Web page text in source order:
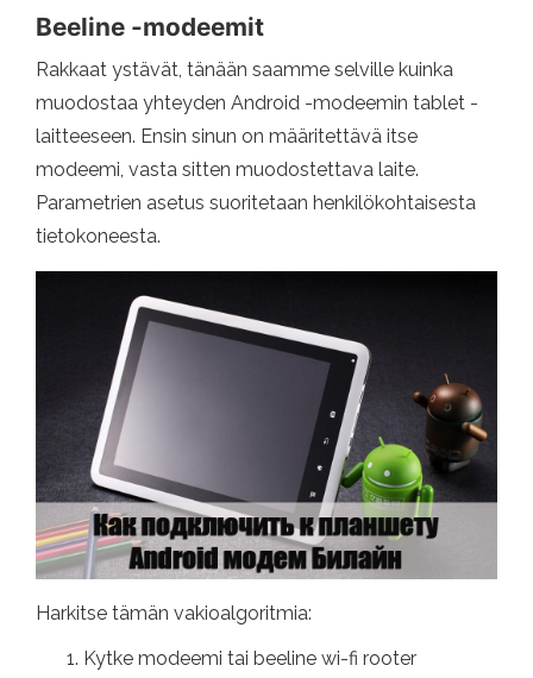
Beeline -modeemit
Rakkaat ystävät, tänään saamme selville kuinka
muodostaa yhteyden Android -modeemin tablet -
laitteeseen. Ensin sinun on määritettävä itse
modeemi, vasta sitten muodostettava laite.
Parametrien asetus suoritetaan henkilökohtaisesta
tietokoneesta.
Harkitse tämän vakioalgoritmia:
Kytke modeemi tai beeline wi-fi rooter